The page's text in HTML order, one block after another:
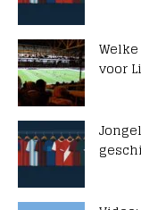
voor